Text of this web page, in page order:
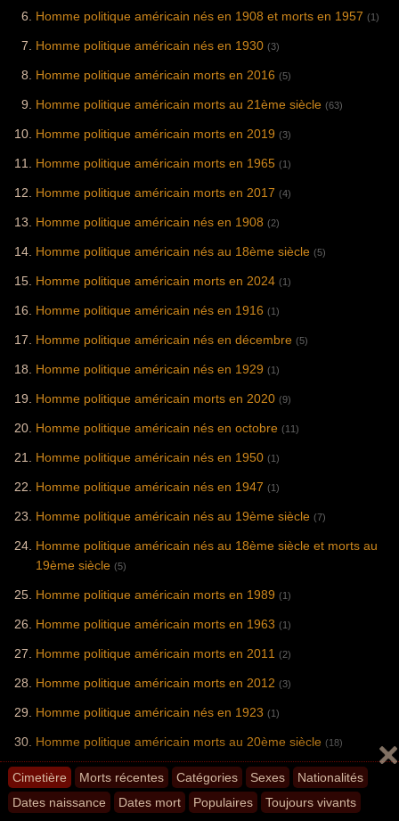
Cimetière Morts récentes Catégories Sexes
Nationalités
Dates naissance
Dates mort Populaires Toujours vivants
Homme politique américain nés en 1908 et morts en 1957 (1)
Homme politique américain nés en 1930 (3)
Homme politique américain morts en 2016 (5)
Homme politique américain morts au 21ème siècle (63)
Homme politique américain morts en 2019 (3)
Homme politique américain morts en 1965 (1)
Homme politique américain morts en 2017 (4)
Homme politique américain nés en 1908 (2)
Homme politique américain nés au 18ème siècle (5)
Homme politique américain morts en 2024 (1)
Homme politique américain nés en 1916 (1)
Homme politique américain nés en décembre (5)
Homme politique américain nés en 1929 (1)
Homme politique américain morts en 2020 (9)
Homme politique américain nés en octobre (11)
Homme politique américain nés en 1950 (1)
Homme politique américain nés en 1947 (1)
Homme politique américain nés au 19ème siècle (7)
Homme politique américain nés au 18ème siècle et morts au
19ème siècle (5)
Homme politique américain morts en 1989 (1)
Homme politique américain morts en 1963 (1)
Homme politique américain morts en 2011 (2)
Homme politique américain morts en 2012 (3)
Homme politique américain nés en 1923 (1)
Homme politique américain morts au 20ème siècle (18)
Homme politique américain morts en 2015 (7)
Homme politique américain morts en 2013 (2)